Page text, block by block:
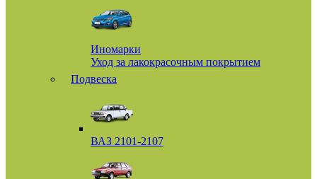
Иномарки
Уход за лакокрасочным покрытием
Подвеска
ВАЗ 2101-2107